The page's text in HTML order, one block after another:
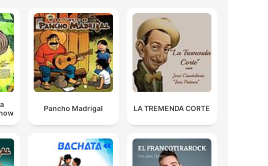
Pancho Madrigal LA TREMENDA CORTE